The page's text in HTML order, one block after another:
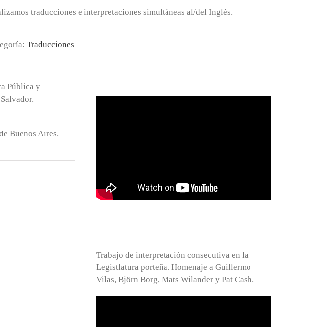
traducciones e interpretaciones simultáneas al/del Inglés.
Traducciones
Pública y
Buenos Aires.
Trabajo de interpretación consecutiva en la
Legistlatura porteña. Homenaje a Guillermo
Vilas, Björn Borg, Mats Wilander y Pat Cash.